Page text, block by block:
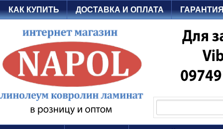
КАК КУПИТЬ ДОСТАВКА И ОПЛАТА